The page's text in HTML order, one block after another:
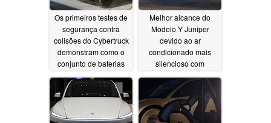
Os primeiros testes de
segurança contra
colisões do Cybertruck
demonstram como o
conjunto de baterias
permanece ileso
02/20/2025
Melhor alcance do
Modelo Y Juniper
devido ao ar
condicionado mais
silencioso com
aberturas oscilantes e
teto panorâmico com
revestimento duplo
02/08/2025